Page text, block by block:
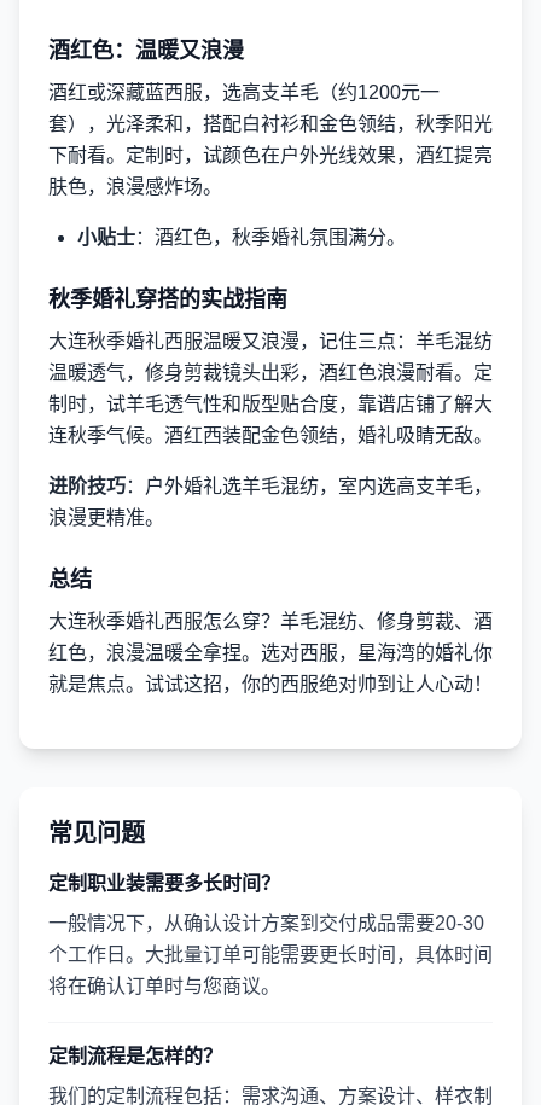
酒红色：温暖又浪漫
酒红或深藏蓝西服，选高支羊毛（约1200元一
套），光泽柔和，搭配白衬衫和金色领结，秋季阳光
下耐看。定制时，试颜色在户外光线效果，酒红提亮
肤色，浪漫感炸场。
小贴士：酒红色，秋季婚礼氛围满分。
秋季婚礼穿搭的实战指南
大连秋季婚礼西服温暖又浪漫，记住三点：羊毛混纺
温暖透气，修身剪裁镜头出彩，酒红色浪漫耐看。定
制时，试羊毛透气性和版型贴合度，靠谱店铺了解大
连秋季气候。酒红西装配金色领结，婚礼吸睛无敌。
进阶技巧：户外婚礼选羊毛混纺，室内选高支羊毛，
浪漫更精准。
总结
大连秋季婚礼西服怎么穿？羊毛混纺、修身剪裁、酒
红色，浪漫温暖全拿捏。选对西服，星海湾的婚礼你
就是焦点。试试这招，你的西服绝对帅到让人心动！
常见问题
定制职业装需要多长时间？
一般情况下，从确认设计方案到交付成品需要20-30
个工作日。大批量订单可能需要更长时间，具体时间
将在确认订单时与您商议。
定制流程是怎样的？
我们的定制流程包括：需求沟通、方案设计、样衣制